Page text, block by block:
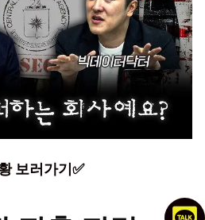
보러가기✅